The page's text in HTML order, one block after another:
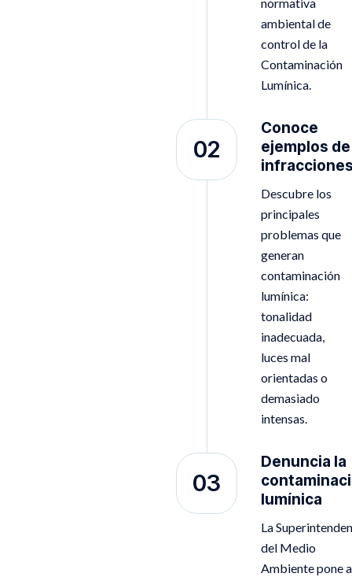
ambiental de
control de la
Contaminación
Lumínica.
02
Conoce
ejemplos de
Descubre los
principales
problemas que
generan
contaminación
lumínica:
tonalidad
inadecuada,
luces mal
orientadas o
demasiado
intensas.
03
Denuncia la
lumínica
La
del Medio
Ambiente pone